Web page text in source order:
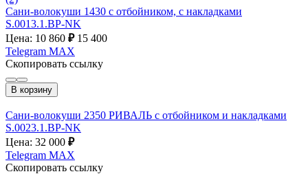
Сани-волокуши 1430 с отбойником, с накладками
S.0013.1.BP-NK
Цена: 10 860 ₽ 15 400
Telegram MAX
Скопировать ссылку
В корзину
Сани-волокуши 2350 РИВАЛЬ с отбойником и накладками
S.0023.1.ВР-NK
Цена: 32 000 ₽
Telegram MAX
Скопировать ссылку